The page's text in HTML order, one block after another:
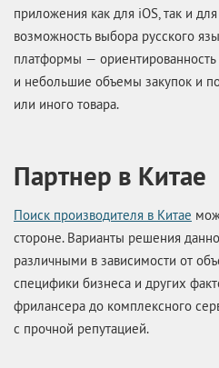
приложения как для iOS, так и
возможность выбора русского
платформы — ориентированность
и небольшие объемы закупок и
или иного товара.
Партнер в Китае
Поиск производителя в Китае
стороне. Варианты решения
различными в зависимости от
специфики бизнеса и других
фрилансера до комплексного
с прочной репутацией.